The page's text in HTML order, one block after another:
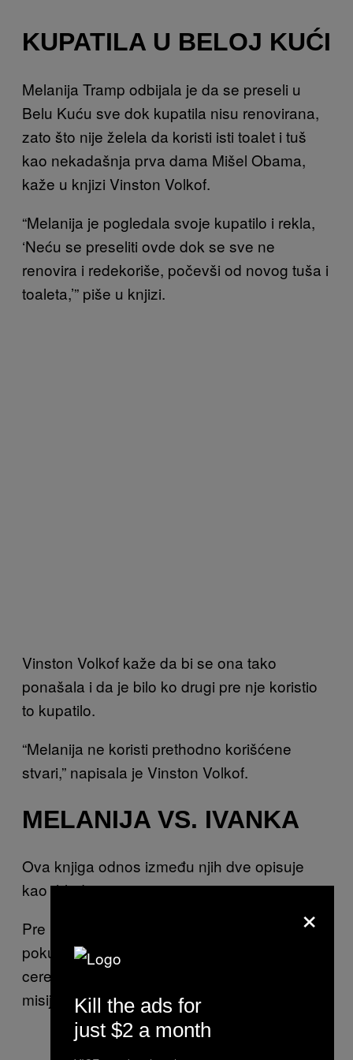
KUPATILA U BELOJ KUĆI
Melanija Tramp odbijala je da se preseli u
Belu Kuću sve dok kupatila nisu renovirana,
zato što nije želela da koristi isti toalet i tuš
kao nekadašnja prva dama Mišel Obama,
kaže u knjizi Vinston Volkof.
“Melanija je pogledala svoje kupatilo i rekla,
‘Neću se preseliti ovde dok se sve ne
renovira i redekoriše, počevši od novog tuša i
toaleta,’” piše u knjizi.
Vinston Volkof kaže da bi se ona tako
ponašala i da je bilo ko drugi pre nje koristio
to kupatilo.
“Melanija ne koristi prethodno korišćene
stvari,” napisala je Vinston Volkof.
MELANIJA VS. IVANKA
Ova knjiga odnos između njih dve opisuje
kao “hladni rat.”
Pre inauguracije, Melanija i Vinston Volkof
pokušale su da spreče da Ivanka govori na
ceremoniji proglašenja 2017. godine, a ovu
misiju nazvale su “Operation Block Ivanka.”
×
Kill the ads for
just $2 a month